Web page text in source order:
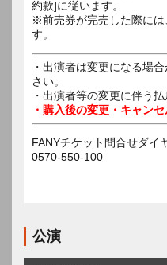
約款]に従います。
※前売券が完売した際には
す。
・出演者は変更になる場
さい。
・出演者等の変更に伴う
・購入後の変更・キャン
FANYチケット問合せダイ
0570-550-100
公演